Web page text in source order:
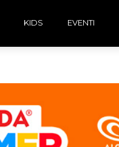
KIDS EVENTI